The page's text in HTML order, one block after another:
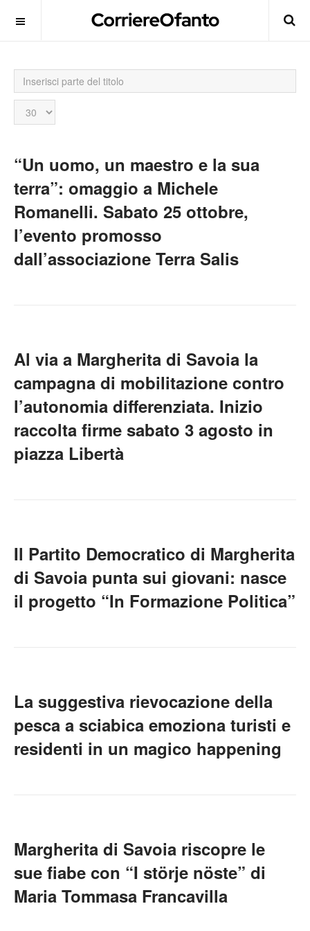
Inserisci
parte
del
titolo
Visualizza
n.
“Un uomo, un maestro e la sua
terra”: omaggio a Michele
Romanelli. Sabato 25 ottobre,
l’evento promosso
dall’associazione Terra Salis
Al via a Margherita di Savoia la
campagna di mobilitazione contro
l’autonomia differenziata. Inizio
raccolta firme sabato 3 agosto in
piazza Libertà
Il Partito Democratico di Margherita
di Savoia punta sui giovani: nasce
il progetto “In Formazione Politica”
La suggestiva rievocazione della
pesca a sciabica emoziona turisti e
residenti in un magico happening
Margherita di Savoia riscopre le
sue fiabe con “I störje nöste” di
Maria Tommasa Francavilla